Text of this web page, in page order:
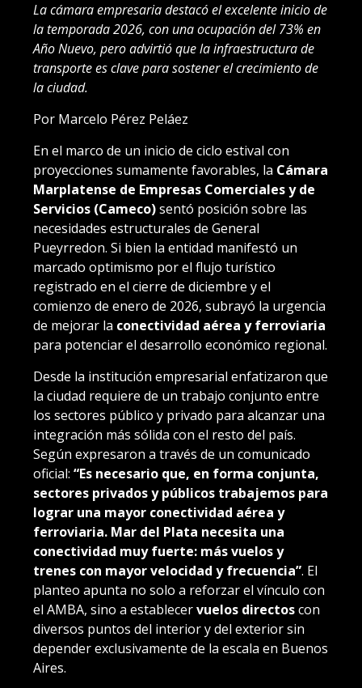
La cámara empresaria destacó el excelente inicio de
la temporada 2026, con una ocupación del 73% en
Año Nuevo, pero advirtió que la infraestructura de
transporte es clave para sostener el crecimiento de
la ciudad.
Por Marcelo Pérez Peláez
En el marco de un inicio de ciclo estival con
proyecciones sumamente favorables, la Cámara
Marplatense de Empresas Comerciales y de
Servicios (Cameco)sentó posición sobre las
necesidades estructurales de General
Pueyrredon. Si bien la entidad manifestó un
marcado optimismo por el flujo turístico
registrado en el cierre de diciembre y el
comienzo de enero de 2026, subrayó la urgencia
de mejorar la conectividad aérea y ferroviaria
para potenciar el desarrollo económico regional.
Desde la institución empresarial enfatizaron que
la ciudad requiere de un trabajo conjunto entre
los sectores público y privado para alcanzar una
integración más sólida con el resto del país.
Según expresaron a través de un comunicado
oficial: “Es necesario que, en forma conjunta,
sectores privados y públicos trabajemos para
lograr una mayor conectividad aérea y
ferroviaria. Mar del Plata necesita una
conectividad muy fuerte: más vuelos y
trenes con mayor velocidad y frecuencia”. El
planteo apunta no solo a reforzar el vínculo con
el AMBA, sino a establecervuelos directoscon
diversos puntos del interior y del exterior sin
depender exclusivamente de la escala en Buenos
Aires.